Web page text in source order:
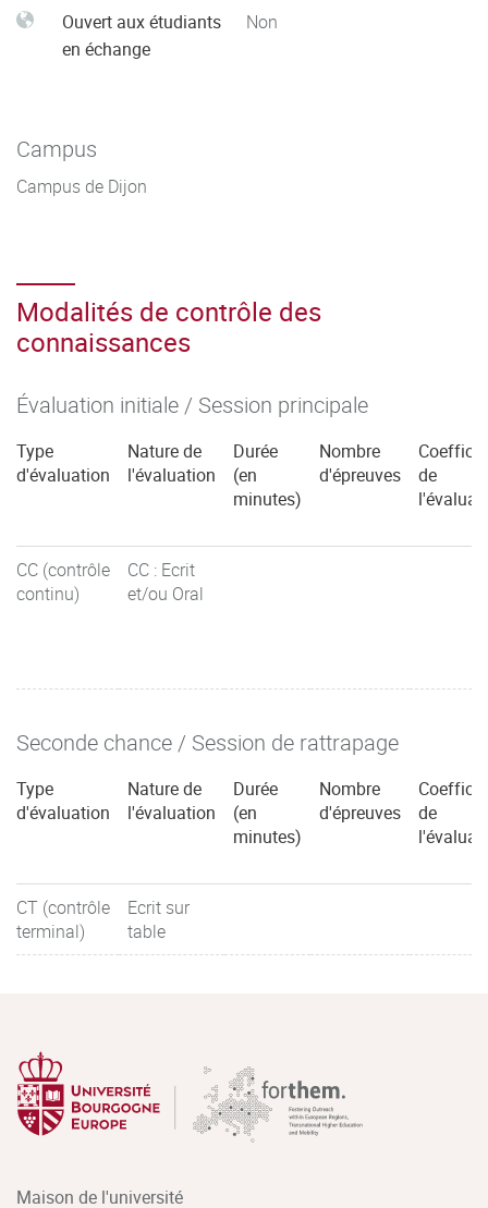
Ouvert aux étudiants
en échange
Non
Campus
Campus de Dijon
Modalités de contrôle des
connaissances
Évaluation initiale / Session principale
Type
d'évaluation
Nature de
l'évaluation
Durée
(en
minutes)
Nombre
d'épreuves
de
CC (contrôle
continu)
CC : Ecrit
et/ou Oral
Seconde chance / Session de rattrapage
Type
d'évaluation
Nature de
l'évaluation
Durée
(en
minutes)
Nombre
d'épreuves
de
CT (contrôle
terminal)
Ecrit sur
table
Maison de l'université